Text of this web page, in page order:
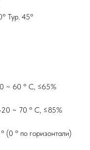
Typ. 45°
~ 60 ° C, ≤65%
20 ~ 70 ° C, ≤85%
(0 ° по горизонтали)